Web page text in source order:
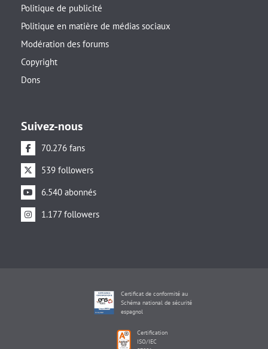
Politique de publicité
Politique en matière de médias sociaux
Modération des forums
Copyright
Dons
Suivez-nous
70.276 fans
539 followers
6.540 abonnés
1.177 followers
Certificat de conformité au
Schéma national de sécurité
espagnol
Certification
ISO/IEC